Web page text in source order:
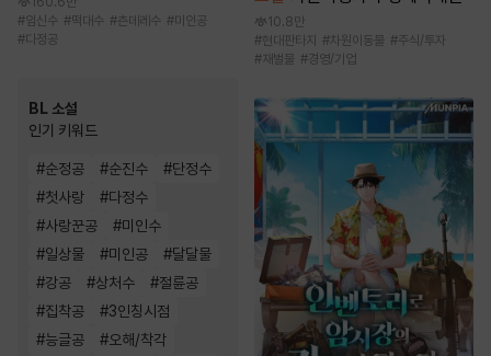
#임신수 #떡대수 #츤데레수 #미인공
#다정공
BL 소설
인기 키워드
#순정공 #순진수 #단정수
#첫사랑 #다정수
#사랑꾼공 #미인수
#일상물 #미인공 #달달물
#강공 #상처수 #절륜공
#집착공 #3인칭시점
#능글공 #오해/착각
10.8만
#현대판타지 #차원이동물 #주식/투자
#재벌물 #경영/기업